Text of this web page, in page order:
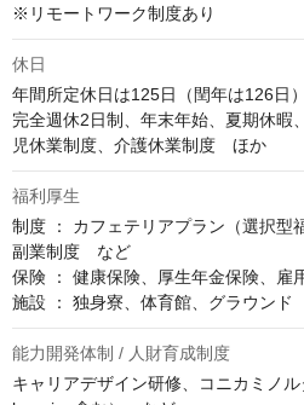
※リモートワーク制度あり
休日
年間所定休日は125日（閏年は126日）
完全週休2日制、年末年始、夏期休暇
児休業制度、介護休業制度　ほか
福利厚生
制度 ： カフェテリアプラン（選択型
副業制度　など
保険 ： 健康保険、厚生年金保険、雇
施設 ： 独身寮、体育館、グラウンド
能力開発体制 / 人財育成制度
キャリアデザイン研修、コニカミノ